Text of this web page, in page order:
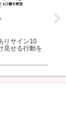
サイン10
せる行動を